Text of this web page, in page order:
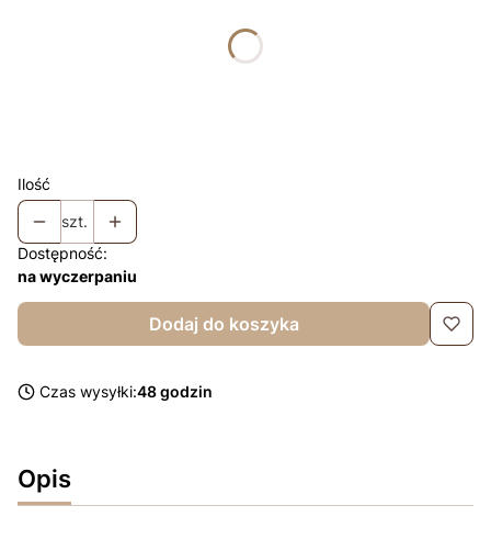
Ilość
szt.
Dostępność:
na wyczerpaniu
Dodaj do koszyka
Czas wysyłki:48 godzin
Opis